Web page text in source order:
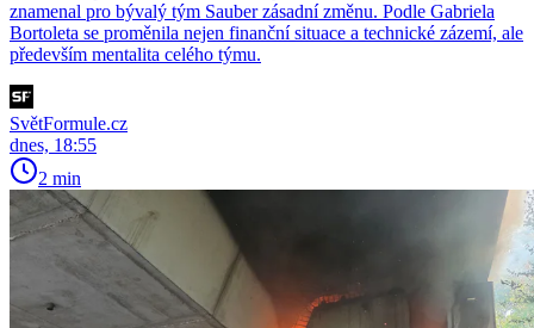
znamenal pro bývalý tým Sauber zásadní změnu. Podle Gabriela
Bortoleta se proměnila nejen finanční situace a technické zázemí, ale
především mentalita celého týmu.
SvětFormule.cz
dnes, 18:55
2 min